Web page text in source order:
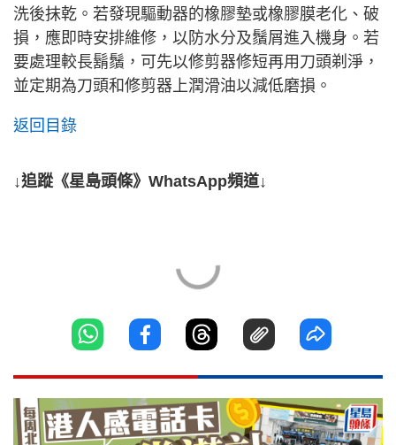
洗後抹乾。若發現驅動器的橡膠墊或橡膠膜老化、破
損，應即時安排維修，以防水分及鬚屑進入機身。若
要處理較長鬍鬚，可先以修剪器修短再用刀頭剃淨，
並定期為刀頭和修剪器上潤滑油以減低磨損。
返回目錄
↓追蹤《星島頭條》WhatsApp頻道↓